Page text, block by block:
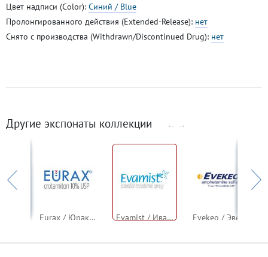
Цвет надписи (Color): Синий / Blue
Пролонгированного действия (Extended-Release): нет
Снято с производства (Withdrawn/Discontinued Drug): нет
Другие экспонаты коллекции ← →
Eurax / Юракс / Эуракс (кротамитон) Evamist / Ивамист / Эвамист (эстрадиол)